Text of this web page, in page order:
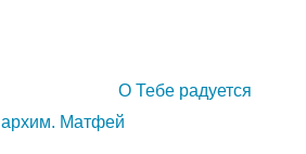
О Тебе радуется
архим. Матфей